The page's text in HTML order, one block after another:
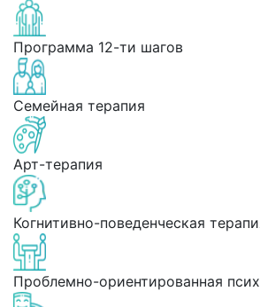
Программа 12-ти шагов
Семейная терапия
Арт-терапия
Когнитивно-поведенческая
Проблемно-ориентированная